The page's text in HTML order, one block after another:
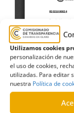
Utilizamos cookies
personalización de
el uso de cookies,
utilizadas. Para editar
nuestra Política de